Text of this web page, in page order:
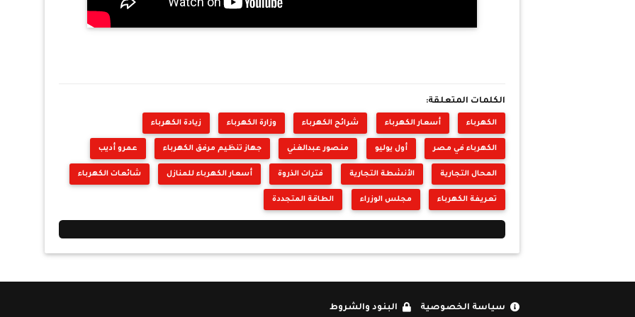
الكلمات المتعلقة:
الكهرباء أسعار الكهرباء شرائح الكهرباء وزارة الكهرباء زيادة الكهرباء
الكهرباء في مصر أول يوليو منصور عبدالغني جهاز تنظيم مرفق الكهرباء عمرو أديب
المحال التجارية الأنشطة التجارية فترات الذروة أسعار الكهرباء للمنازل شائعات الكهرباء
تعريفة الكهرباء مجلس الوزراء الطاقة المتجددة
سياسة الخصوصية البنود والشروط